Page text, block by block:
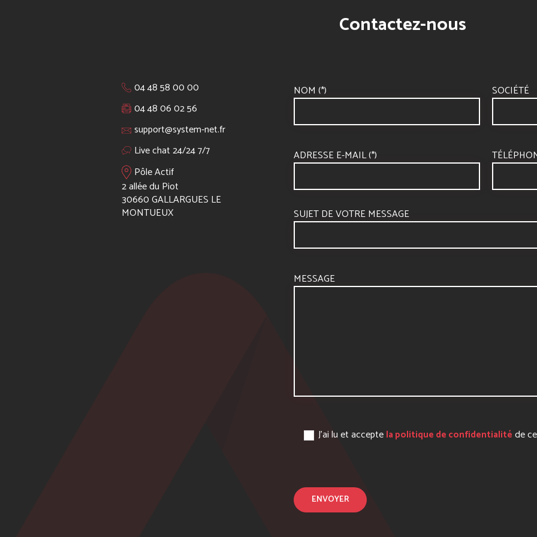
Contactez-nous
04 48 58 00 00
04 48 06 02 56
support@system-net.fr
Live chat 24/24 7/7
Pôle Actif
2 allée du Piot
30660 GALLARGUES LE
MONTUEUX
NOM (*) SOCIÉTÉ
ADRESSE E-MAIL (*)
SUJET DE VOTRE MESSAGE
MESSAGE
J’ai lu et accepte la politique de confidentialité de